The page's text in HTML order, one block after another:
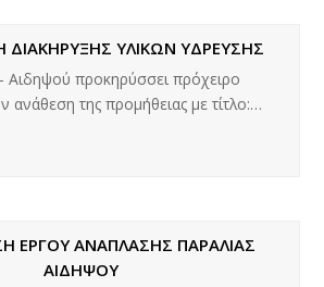
ΔΙΑΚΗΡΥΞΗΣ ΥΛΙΚΩΝ ΥΔΡΕΥΣΗΣ
Αιδηψού προκηρύσσει πρόχειρο
ανάθεση της προμήθειας με τίτλο:…
ΕΡΓΟΥ ΑΝΑΠΛΑΣΗΣ ΠΑΡΑΛΙΑΣ
ΑΙΔΗΨΟΥ